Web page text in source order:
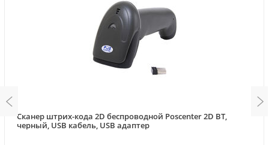
Сканер штрих-кода 2D беспроводной Poscenter 2D BT,
черный, USB кабель, USB адаптер